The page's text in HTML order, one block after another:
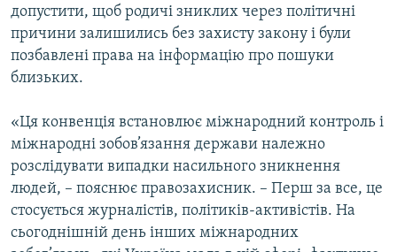
допустити, щоб родичі зниклих через політичні
причини залишились без захисту закону і були
позбавлені права на інформацію про пошуки
близьких.
«Ця конвенція встановлює міжнародний контроль і
міжнародні зобов’язання держави належно
розслідувати випадки насильного зникнення
людей, – пояснює правозахисник. – Перш за все, це
стосується журналістів, політиків-активістів. На
сьогоднішній день інших міжнародних